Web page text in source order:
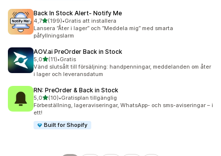
Back In Stock Alert‑ Notify Me
4,7av 5 stjärnor
(199)
199 recensioner totalt
•Gratis att installera
Lansera ”Åter i lager” och ”Meddela mig” med smarta
påfyllningslarm
AOV.ai PreOrder Back in Stock
5,0av 5 stjärnor
(11)
11 recensioner totalt
•Gratis
Vänd slutsålt till försäljning: handpenningar, meddelanden om åter
i lager och leveransdatum
RN: PreOrder & Back in Stock
5,0av 5 stjärnor
(10)
10 recensioner totalt
•Gratisplan tillgänglig
Förbeställning, lageraviseringar, WhatsApp- och sms-aviseringar – i
ett!
Built for Shopify